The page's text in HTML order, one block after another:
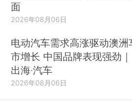
面
2026年08月06日
电动汽车需求高涨驱动澳洲
市增长 中国品牌表现强劲｜
出海·汽车
2026年08月06日